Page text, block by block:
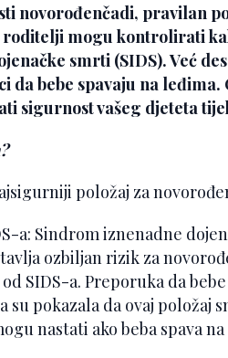
novorođenčadi, pravilan
mogu kontrolirati
smrti (SIDS). Već
bebe spavaju na leđima.
sigurnost vašeg djeteta
položaj za
a: Sindrom iznenadne
ozbiljan rizik za
SIDS-a. Preporuka da
su pokazala da ovaj položaj
nastati ako beba spava